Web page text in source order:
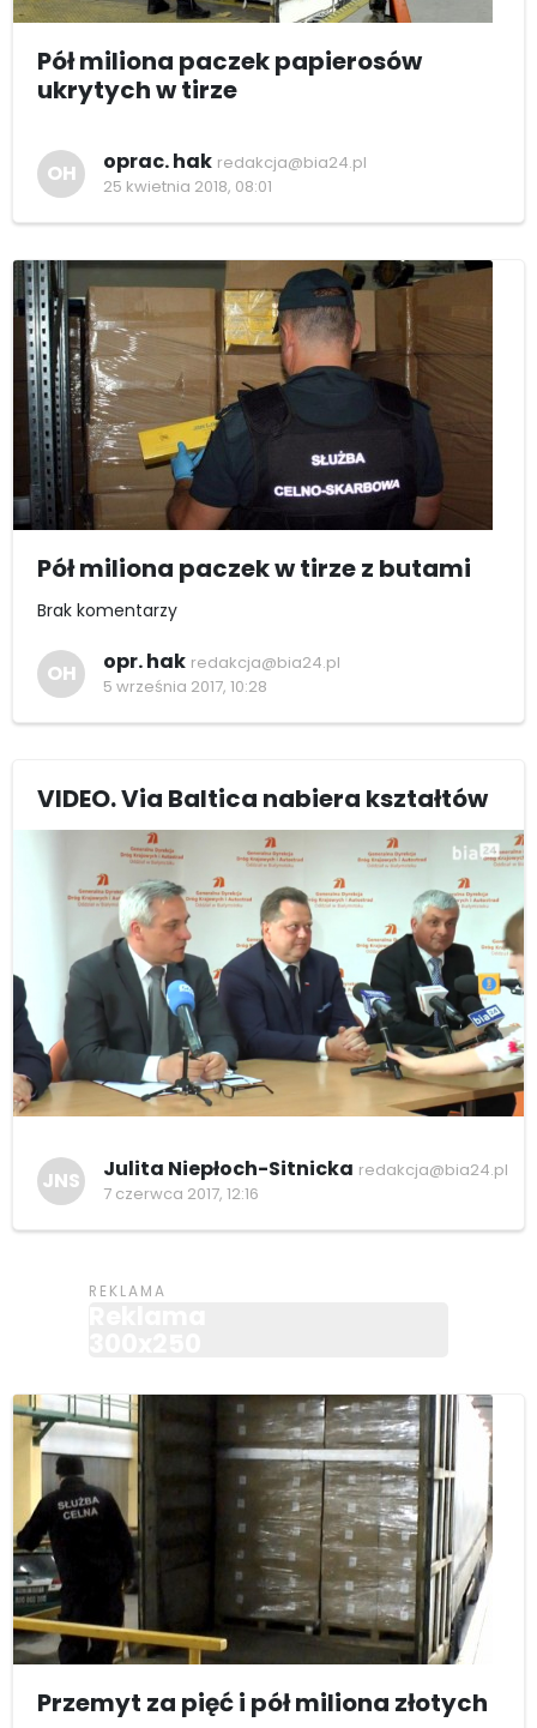
Pół miliona paczek papierosów
ukrytych w tirze
OH oprac. hak redakcja@bia24.pl
25 kwietnia 2018, 08:01
Pół miliona paczek w tirze z butami
Brak komentarzy
OH opr. hak redakcja@bia24.pl
5 września 2017, 10:28
VIDEO. Via Baltica nabiera kształtów
JNS Julita Niepłoch-Sitnicka redakcja@bia24.pl
7 czerwca 2017, 12:16
Przemyt za pięć i pół miliona złotych